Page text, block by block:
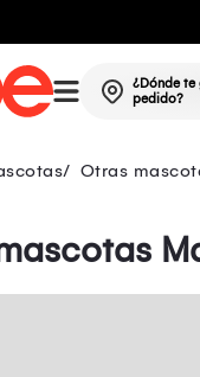
¿Dónde
pedido?
Otras